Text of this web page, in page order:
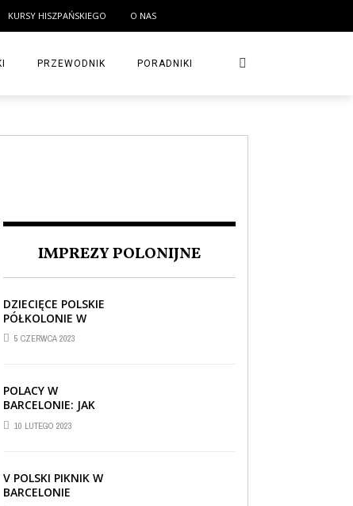
KURSY HISZPAŃSKIEGO O NAS
PRZEWODNIK PORADNIKI
IMPREZY POLONIJNE
DZIECIĘCE POLSKIE
PÓŁKOLONIE W
BARCELONIE
5 CZERWCA 2023
POLACY W
BARCELONIE: JAK
RADZĄ SOBIE ZA
GRANICĄ
10 LUTEGO 2023
V POLSKI PIKNIK W
BARCELONIE